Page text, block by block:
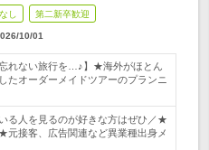
し 第二新卒歓迎
10/01
忘れない旅行を…♪】★海外がほとん
たオーダーメイドツアーのプランニ
る人を見るのが好きな方はぜひ／★
元接客、広告関連など異業種出身メ